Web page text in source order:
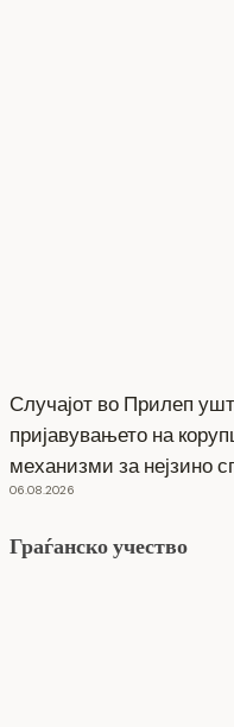
Случајот во Прилеп
пријавувањето на
механизми за нејзино
06.08.2026
Граѓанско учество